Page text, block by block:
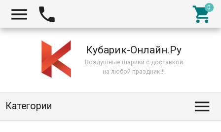
  
Кубарик-Онлайн.Ру
Воздушные шарики с доставкой
на любой праздник!!!
Категории 